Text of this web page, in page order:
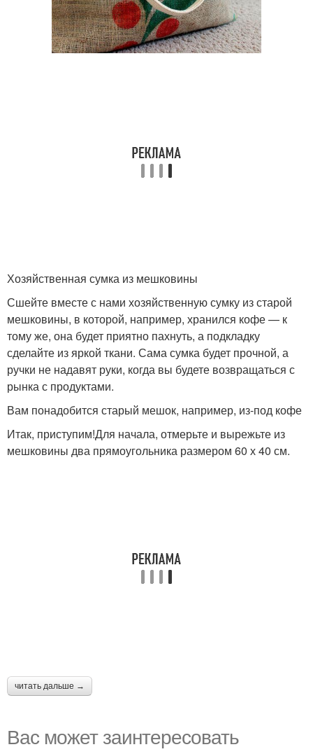
Хозяйственная сумка из мешковины
Сшейте вместе с нами хозяйственную сумку из старой
мешковины, в которой, например, хранился кофе — к
тому же, она будет приятно пахнуть, а подкладку
сделайте из яркой ткани. Сама сумка будет прочной, а
ручки не надавят руки, когда вы будете возвращаться с
рынка с продуктами.
Вам понадобится старый мешок, например, из-под кофе
Итак, приступим!Для начала, отмерьте и вырежьте из
мешковины два прямоугольника размером 60 х 40 см.
читать дальше →
Вас может заинтересовать